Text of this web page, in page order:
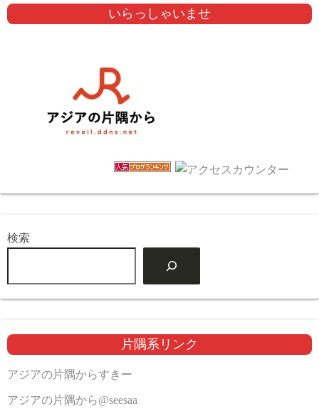
いらっしゃいませ
検索
片隅系リンク
アジアの片隅からすきー
アジアの片隅から@seesaa